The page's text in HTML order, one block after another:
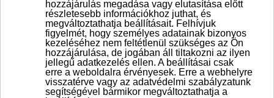
Bankkártya elfogadás